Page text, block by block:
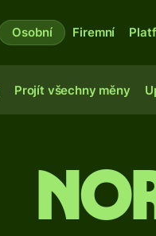
Osobní Firemní
Projít všechny měny